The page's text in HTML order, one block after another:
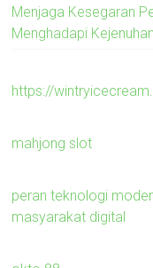
Menjaga Kesegaran
Menghadapi
https://
mahjong slot
peran teknologi
masyarakat digital